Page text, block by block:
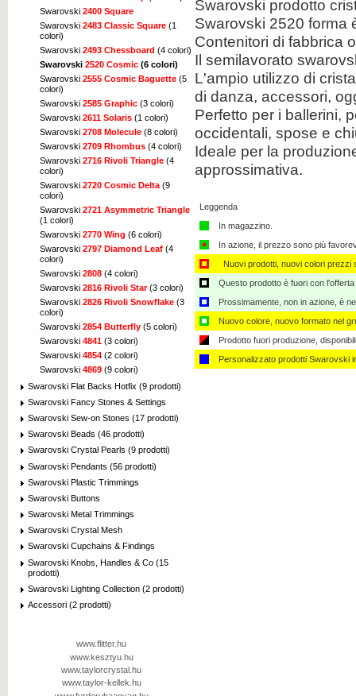
Swarovski 2400 Square
Swarovski 2483 Classic Square (1
colori)
Swarovski 2493 Chessboard (4 colori)
Swarovski 2520 Cosmic (6 colori)
Swarovski 2555 Cosmic Baguette (5
colori)
Swarovski 2585 Graphic (3 colori)
Swarovski 2611 Solaris (1 colori)
Swarovski 2708 Molecule (8 colori)
Swarovski 2709 Rhombus (4 colori)
Swarovski 2716 Rivoli Triangle (4
colori)
Swarovski 2720 Cosmic Delta (9
colori)
Swarovski 2721 Asymmetric Triangle
(1 colori)
Swarovski 2770 Wing (6 colori)
Swarovski 2797 Diamond Leaf (4
colori)
Swarovski 2808 (4 colori)
Swarovski 2816 Rivoli Star(3 colori)
Swarovski 2826 Rivoli Snowflake (3
colori)
Swarovski 2854 Butterfly (5 colori)
Swarovski 4841 (3 colori)
Swarovski 4854 (2 colori)
Swarovski 4869 (9 colori)
Swarovski Flat Backs Hotfix (9 prodotti)
Swarovski Fancy Stones & Settings
Swarovski Sew-on Stones (17 prodotti)
Swarovski Beads (46 prodotti)
Swarovski Crystal Pearls (9 prodotti)
Swarovski Pendants (56 prodotti)
Swarovski Plastic Trimmings
Swarovski Buttons
Swarovski Metal Trimmings
Swarovski Crystal Mesh
Swarovski Cupchains & Findings
Swarovski Knobs, Handles & Co (15
prodotti)
Swarovski Lighting Collection (2 prodotti)
Accessori (2 prodotti)
www.flitter.hu
www.kesztyu.hu
www.taylorcrystal.hu
www.taylor-kellek.hu
Swarovski prodotto
Swarovski 2520 forma
Contenitori di fabbrica
Il semilavorato
L'ampio utilizzo di
di danza, accessori,
Perfetto per i ballerini,
occidentali, spose e
Ideale per la
approssimativa.
Leggenda
In magazzino.
In azione, il prezzo sono più
Nuovi prodotti, nuovi colori prezzi
Questo prodotto è fuori con
Prossimamente, non in azione, è
Nuovo colore, nuovo formato nel
Prodotto fuori produzione,
Personalizzato ​​prodotti Swarovski